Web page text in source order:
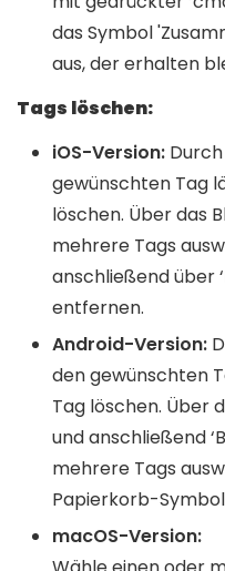
das Symbol
aus, der erhalten
Tags löschen:
iOS-Version:
gewünschten Tag
löschen. Über das
mehrere Tags
anschließend über
entfernen.
Android-Version:
den gewünschten
Tag löschen. Über
und anschließend
mehrere Tags
Papierkorb-
macOS-Version: